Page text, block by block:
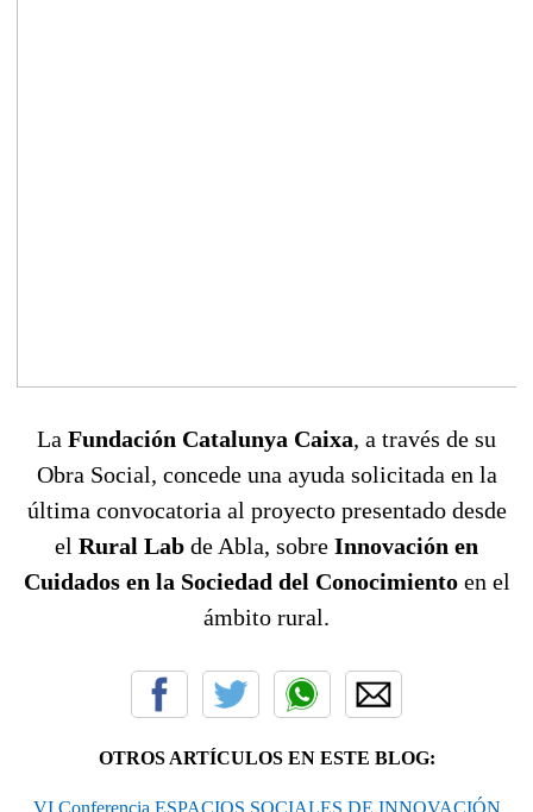
La Fundación Catalunya Caixa, a través de su
Obra Social, concede una ayuda solicitada en la
última convocatoria al proyecto presentado desde
el Rural Lab de Abla, sobre Innovación en
Cuidados en la Sociedad del Conocimientoen el
ámbito rural.
OTROS ARTÍCULOS EN ESTE BLOG:
VI Conferencia ESPACIOS SOCIALES DE INNOVACIÓN